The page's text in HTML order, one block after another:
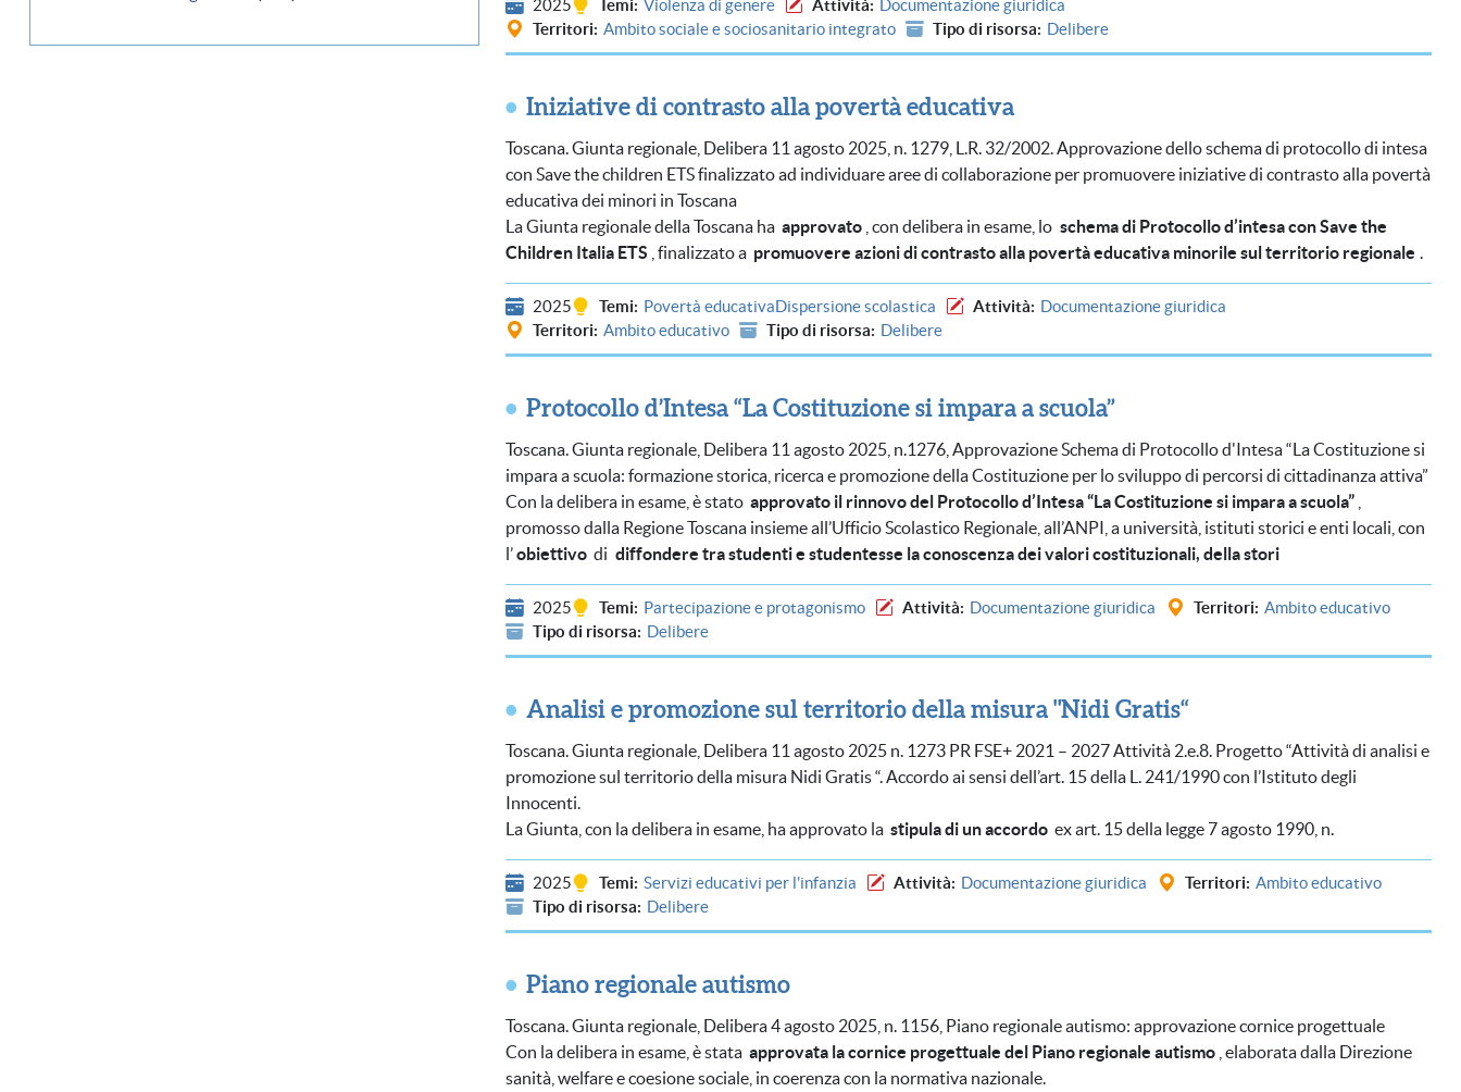
2025 Temi Violenza di genere Attività
Documentazione giuridica
Territori Ambito sociale e sociosanitario integrato Tipo di risorsa Delibere
Iniziative di contrasto alla povertà educativa
Toscana. Giunta regionale, Delibera 11 agosto 2025, n. 1279, L.R. 32/2002. Approvazione dello schema di protocollo di intesa
con Save the children ETS finalizzato ad individuare aree di collaborazione per promuovere iniziative di contrasto alla povertà
educativa dei minori in Toscana
La Giunta regionale della Toscana ha approvato , con delibera in esame, lo schema di Protocollo d’intesa con Save the
Children Italia ETS , finalizzato a promuovere azioni di contrasto alla povertà educativa minorile sul territorio regionale .
2025 Temi Povertà educativaDispersione scolastica Attività
Documentazione giuridica
Territori Ambito educativo Tipo di risorsa Delibere
Protocollo d’Intesa “La Costituzione si impara a scuola”
Toscana. Giunta regionale, Delibera 11 agosto 2025, n.1276, Approvazione Schema di Protocollo d'Intesa “La Costituzione si
impara a scuola: formazione storica, ricerca e promozione della Costituzione per lo sviluppo di percorsi di cittadinanza attiva”
Con la delibera in esame, è stato approvato il rinnovo del Protocollo d’Intesa “La Costituzione si impara a scuola”
promosso dalla Regione Toscana insieme all’Ufficio Scolastico Regionale, all’ANPI, a università, istituti storici e enti locali, con
l’obiettivo di diffondere tra studenti e studentesse la conoscenza dei valori costituzionali, della stori
2025 Temi Partecipazione e protagonismo Attività Documentazione giuridica Territori Ambito educativo
Tipo di risorsa
Delibere
Analisi e promozione sul territorio della misura "Nidi Gratis“
Toscana. Giunta regionale, Delibera 11 agosto 2025 n. 1273 PR FSE+ 2021 – 2027 Attività 2.e.8. Progetto “Attività di analisi e
promozione sul territorio della misura Nidi Gratis “. Accordo ai sensi dell’art. 15 della L. 241/1990 con l’Istituto degli
Innocenti.
La Giunta, con la delibera in esame, ha approvato la stipula di un accordo ex art. 15 della legge 7 agosto 1990, n.
2025 Temi Servizi educativi per l'infanzia Attività Documentazione giuridica Territori Ambito educativo
Tipo di risorsa
Delibere
Piano regionale autismo
Toscana. Giunta regionale, Delibera 4 agosto 2025, n. 1156, Piano regionale autismo: approvazione cornice progettuale
Con la delibera in esame, è stata approvata la cornice progettuale del Piano regionale autismo , elaborata dalla Direzione
sanità, welfare e coesione sociale, in coerenza con la normativa nazionale.